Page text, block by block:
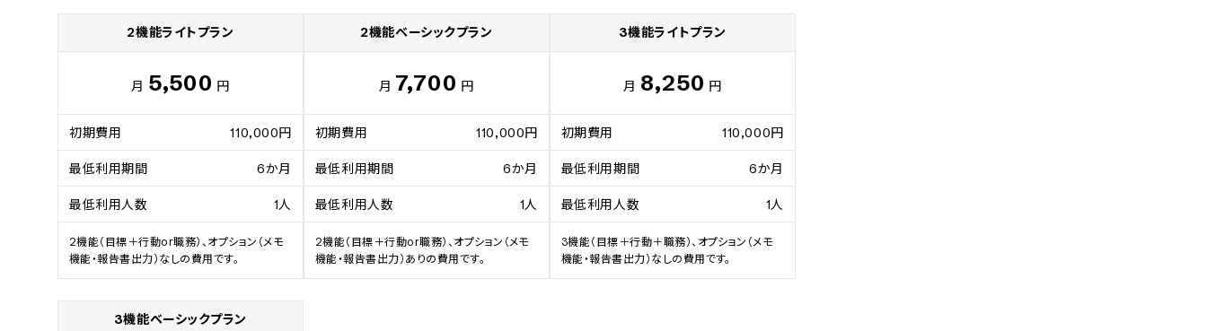
2機能ライトプラン
月 5,500 円
初期費用 110,000円
最低利用期間 6か月
最低利用人数 1人
2機能（目標＋行動or職務）、オプション（メモ
機能・報告書出力）なしの費用です。
2機能ベーシックプラン
月 7,700 円
初期費用 110,000円
最低利用期間 6か月
最低利用人数 1人
2機能（目標＋行動or職務）、オプション（メモ
機能・報告書出力）ありの費用です。
3機能ライトプラン
月 8,250 円
初期費用 110,000円
最低利用期間 6か月
最低利用人数 1人
3機能（目標＋行動＋職務）、オプション（メモ
機能・報告書出力）なしの費用です。
3機能ベーシックプラン